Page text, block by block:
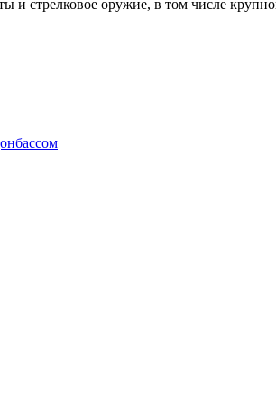
стрелковое оружие, в том числе